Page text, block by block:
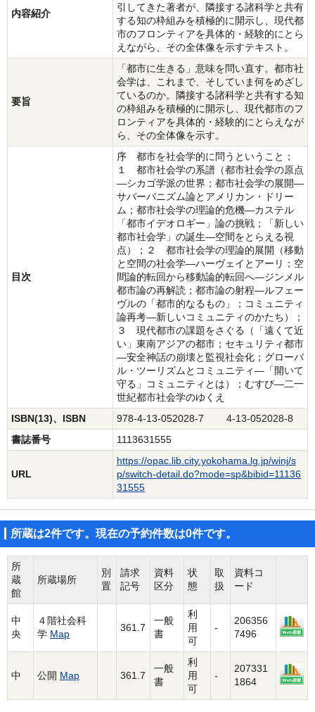
内容紹介
引してきた著者が、隣接する諸科学と共有
する知の枠組みを積極的に開示し、現代都
市のフロンティアを具体的・経験的にとら
えながら、その全体像を示すテキスト。
要旨
「都市に生きる」意味を問い直す。都市社
会学は、これまで、そしていま何をめざし
ているのか。隣接する諸科学と共有する知
の枠組みを積極的に開示し、現代都市のフ
ロンティアを具体的・経験的にとらえなが
ら、その全体像を示す。
目次
序 都市を社会学的に問うということ；
１ 都市社会学の系譜（都市社会学の原点
―シカゴ学派の世界；都市社会学の展開―
サバーバニズム論とアメリカン・ドリー
ム；都市社会学の理論的危機―カステル
「都市イデオロギー」論の挑戦；「新しい
都市社会学」の誕生―空間をとらえる視
点）；２ 都市社会学の理論的展開（移動
と空間の社会学―ハーヴェイとアーリ；空
間論的転回から移動論的転回へ―ジンメル
都市論の再解読；都市論の射程―ルフェー
ヴルの「都市的なるもの」；コミュニティ
論再考―新しいコミュニティのかたち）；
３ 現代都市の課題をさぐる（「遠くて近
い」東南アジアの都市；セキュリティ都市
―安全神話の崩壊と監視社会化；グローバ
ル・ツーリズムとコミュニティ―「開いて
守る」コミュニティとは）；むすび―二一
世紀都市社会学のゆくえ
ISBN(13)、ISBN
978-4-13-052028-7 4-13-052028-8
書誌番号
1113631555
URL
https://opac.lib.city.yokohama.lg.jp/winj/s
p/switch-detail.do?mode=sp&bibid=11136
31555
所蔵は2件です。現在の予約件数は0件です。
所
蔵
館
所蔵場所
別
置
請求
記号
資料
区分
状
態
取
扱
資料コ
ード
中
央
４階社会科
学 Map
361.7
一般
書
利
用
可
-
206356
7496
中 公開 Map 361.7
一般
書
利
用
可
-
207331
1864